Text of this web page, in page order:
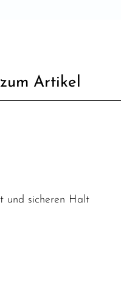
Artikel
und sicheren Halt